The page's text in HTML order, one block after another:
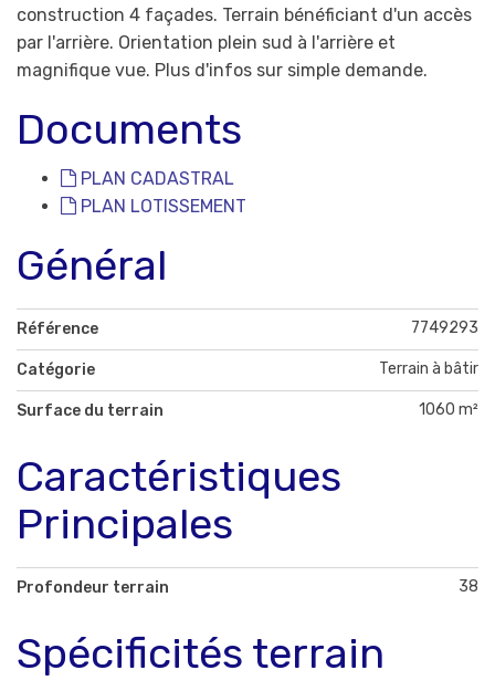
construction 4 façades. Terrain bénéficiant d'un accès
par l'arrière. Orientation plein sud à l'arrière et
magnifique vue. Plus d'infos sur simple demande.
Documents
PLAN CADASTRAL
PLAN LOTISSEMENT
Général
Référence 7749293
Catégorie Terrain à bâtir
Surface du terrain 1060 m²
Caractéristiques
Principales
Profondeur terrain 38
Spécificités terrain